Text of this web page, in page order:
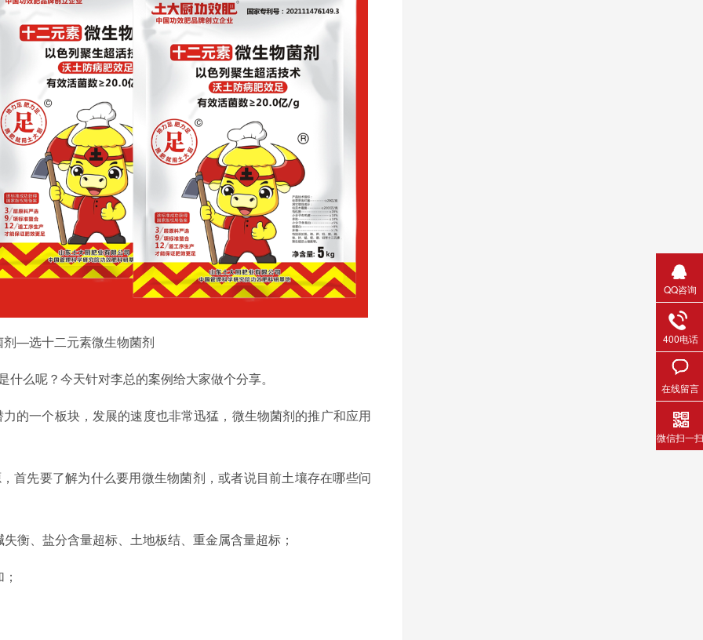
剂—选十二元素微生物菌剂
么呢？今天针对李总的案例给大家做个分享。
的一个板块，发展的速度也非常迅猛， 微生物菌剂的推广和应用
首先要了解为什么要用微生物菌剂，或者说目前土壤存在哪些问
衡、盐分含量超标、土地板结、重金属含量超标；
QQ咨询
400电话
在线留言
微信扫一扫